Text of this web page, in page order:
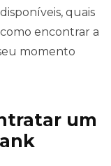
quais
encontrar a
momento
um